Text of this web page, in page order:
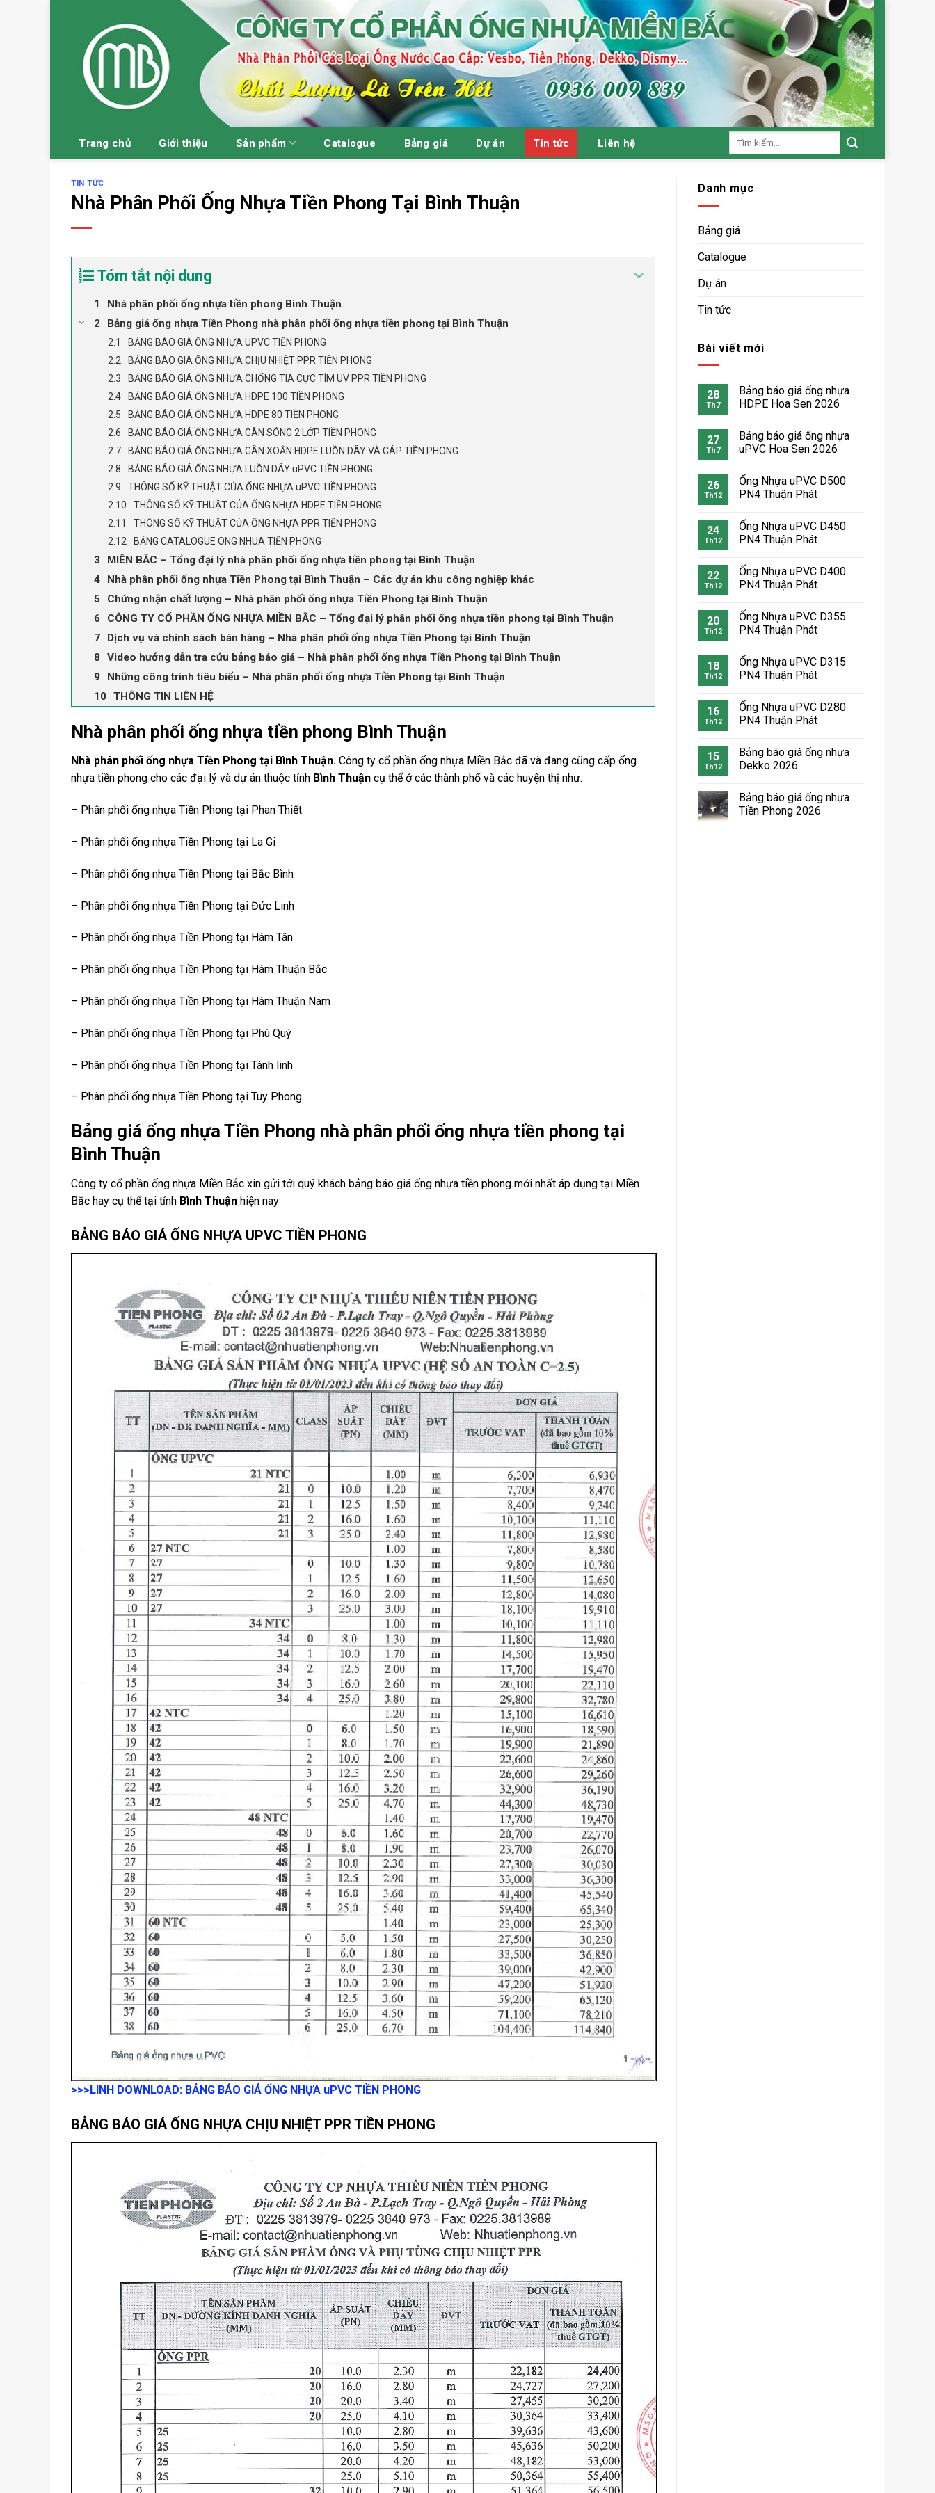
Trang chủ Giới thiệu Sản phẩm Catalogue Bảng giá Dự án Tin tức Liên hệ
Tìm
TIN TỨC
Nhà Phân Phối Ống Nhựa Tiền Phong Tại Bình Thuận
Tóm tắt nội dung
Nhà phân phối ống nhựa tiền phong Bình Thuận
Bảng giá ống nhựa Tiền Phong nhà phân phối ống nhựa tiền phong tại Bình Thuận
BẢNG BÁO GIÁ ỐNG NHỰA UPVC TIỀN PHONG
BẢNG BÁO GIÁ ỐNG NHỰA CHỊU NHIỆT PPR TIỀN PHONG
BẢNG BÁO GIÁ ỐNG NHỰA CHỐNG TIA CỰC TÍM UV PPR TIỀN PHONG
BẢNG BÁO GIÁ ỐNG NHỰA HDPE 100 TIỀN PHONG
BẢNG BÁO GIÁ ỐNG NHỰA HDPE 80 TIỀN PHONG
BẢNG BÁO GIÁ ỐNG NHỰA GÂN SÓNG 2 LỚP TIỀN PHONG
BẢNG BÁO GIÁ ỐNG NHỰA GÂN XOẮN HDPE LUỒN DÂY VÀ CÁP TIỀN PHONG
BẢNG BÁO GIÁ ỐNG NHỰA LUỒN DÂY uPVC TIỀN PHONG
THÔNG SỐ KỸ THUẬT CỦA ỐNG NHỰA uPVC TIỀN PHONG
THÔNG SỐ KỸ THUẬT CỦA ỐNG NHỰA HDPE TIỀN PHONG
THÔNG SỐ KỸ THUẬT CỦA ỐNG NHỰA PPR TIỀN PHONG
BẢNG CATALOGUE ONG NHUA TIỀN PHONG
MIỀN BẮC – Tổng đại lý nhà phân phối ống nhựa tiền phong tại Bình Thuận
Nhà phân phối ống nhựa Tiền Phong tại Bình Thuận – Các dự án khu công nghiệp khác
Chứng nhận chất lượng – Nhà phân phối ống nhựa Tiền Phong tại Bình Thuận
CÔNG TY CỔ PHẦN ỐNG NHỰA MIỀN BẮC – Tổng đại lý phân phối ống nhựa tiền phong tại Bình Thuận
Dịch vụ và chính sách bán hàng – Nhà phân phối ống nhựa Tiền Phong tại Bình Thuận
Video hướng dẫn tra cứu bảng báo giá – Nhà phân phối ống nhựa Tiền Phong tại Bình Thuận
Những công trình tiêu biểu – Nhà phân phối ống nhựa Tiền Phong tại Bình Thuận
THÔNG TIN LIÊN HỆ
Nhà phân phối ống nhựa tiền phong Bình Thuận
Nhà phân phối ống nhựa Tiền Phong tại Bình Thuận. Công ty cổ phần ống nhựa Miền Bắc đã và đang cũng cấp ống
nhựa tiền phong cho các đại lý và dự án thuộc tỉnh Bình Thuận cụ thể ở các thành phố và các huyện thị như.
– Phân phối ống nhựa Tiền Phong tại Phan Thiết
– Phân phối ống nhựa Tiền Phong tại La Gi
– Phân phối ống nhựa Tiền Phong tại Bắc Bình
– Phân phối ống nhựa Tiền Phong tại Đức Linh
– Phân phối ống nhựa Tiền Phong tại Hàm Tân
– Phân phối ống nhựa Tiền Phong tại Hàm Thuận Bắc
– Phân phối ống nhựa Tiền Phong tại Hàm Thuận Nam
– Phân phối ống nhựa Tiền Phong tại Phú Quý
– Phân phối ống nhựa Tiền Phong tại Tánh linh
– Phân phối ống nhựa Tiền Phong tại Tuy Phong
Bảng giá ống nhựa Tiền Phong nhà phân phối ống nhựa tiền phong tại
Bình Thuận
Công ty cổ phần ống nhựa Miền Bắc xin gửi tới quý khách bảng báo giá ống nhựa tiền phong mới nhất áp dụng tại Miền
Bắc hay cụ thể tại tỉnh Bình Thuận hiện nay
BẢNG BÁO GIÁ ỐNG NHỰA UPVC TIỀN PHONG
>>>LINH DOWNLOAD: BẢNG BÁO GIÁ ỐNG NHỰA uPVC TIỀN PHONG
BẢNG BÁO GIÁ ỐNG NHỰA CHỊU NHIỆT PPR TIỀN PHONG
Danh mục
Bảng giá
Catalogue
Dự án
Tin tức
Bài viết mới
28
Th7
Bảng báo giá ống nhựa
HDPE Hoa Sen 2026
27
Th7
Bảng báo giá ống nhựa
uPVC Hoa Sen 2026
26
Th12
Ống Nhựa uPVC D500
PN4 Thuận Phát
24
Th12
Ống Nhựa uPVC D450
PN4 Thuận Phát
22
Th12
Ống Nhựa uPVC D400
PN4 Thuận Phát
20
Th12
Ống Nhựa uPVC D355
PN4 Thuận Phát
18
Th12
Ống Nhựa uPVC D315
PN4 Thuận Phát
16
Th12
Ống Nhựa uPVC D280
PN4 Thuận Phát
15
Th12
Bảng báo giá ống nhựa
Dekko 2026
Bảng báo giá ống nhựa
Tiền Phong 2026